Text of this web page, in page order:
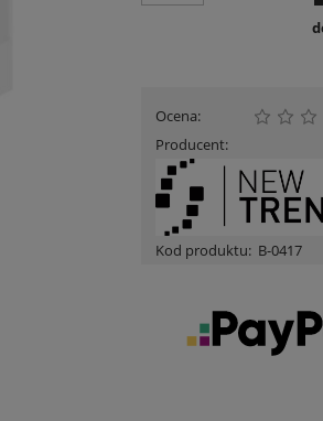
Ocena:
Producent:
Kod produktu: B-0417